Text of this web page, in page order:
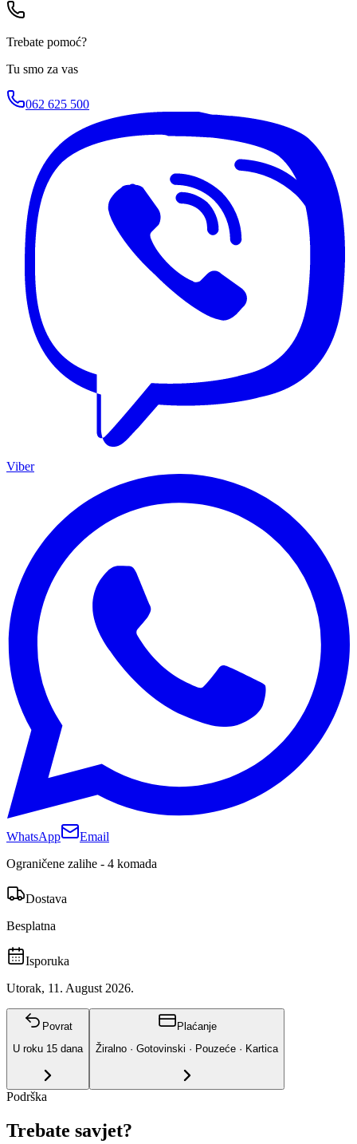
Trebate pomoć?
Tu smo za vas
062 625 500
Viber
WhatsApp
Email
Ograničene zalihe - 4 komada
Dostava
Besplatna
Isporuka
Utorak, 11. August 2026.
Povrat
U roku 15 dana
Plaćanje
Žiralno · Gotovinski · Pouzeće · Kartica
Podrška
Trebate savjet?